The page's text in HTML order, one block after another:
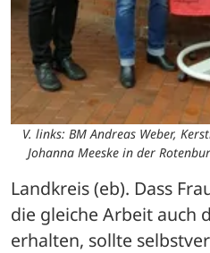
V. links: BM Andreas Weber,
Johanna Meeske in der
Landkreis (eb). Dass
die gleiche Arbeit auch
erhalten, sollte